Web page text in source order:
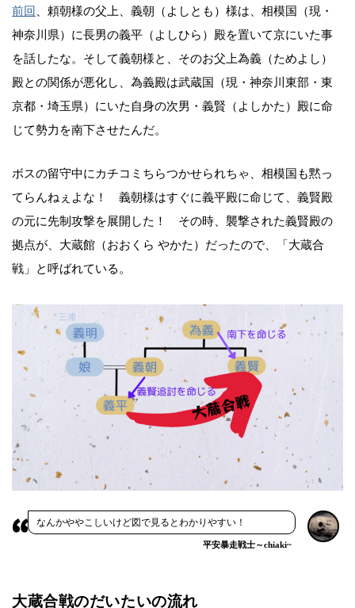
前回
、頼朝様の父上、義朝（よしとも）様は、相模国（現・
神奈川県）に長男の義平（よしひら）殿を置いて京にいた事
を話したな。そして義朝様と、そのお父上為義（ためよし）
殿との関係が悪化し、為義殿は武蔵国（現・神奈川東部・東
京都・埼玉県）にいた自身の次男・義賢（よしかた）殿に命
じて勢力を南下させたんだ。
ボスの留守中にカチコミちらつかせられちゃ、相模国も黙っ
てらんねぇよな！ 義朝様はすぐに義平殿に命じて、義賢殿
の元に先制攻撃を展開した！ その時、襲撃された義賢殿の
拠点が、大蔵館（おおくら やかた）だったので、「大蔵合
戦」と呼ばれている。
なんかややこしいけど図で見るとわかりやすい！
平安暴走戦士～chiaki~
大蔵合戦のだいたいの流れ